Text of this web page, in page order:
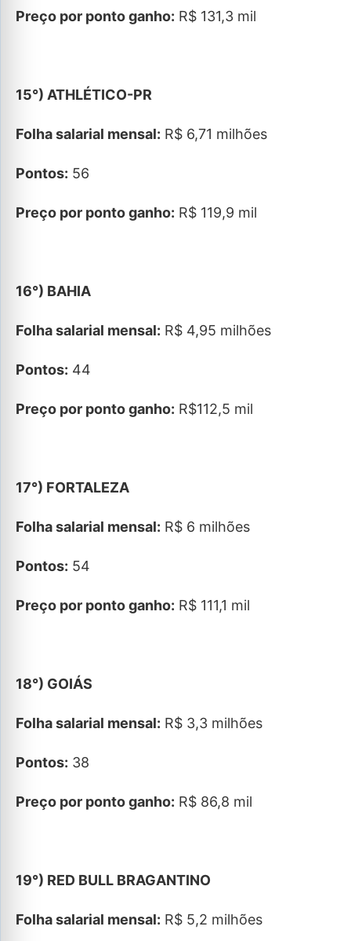
Preço por ponto ganho: R$ 131,3 mil
15°) ATHLÉTICO-PR
Folha salarial mensal: R$ 6,71 milhões
Pontos: 56
Preço por ponto ganho: R$ 119,9 mil
16°) BAHIA
Folha salarial mensal: R$ 4,95 milhões
Pontos: 44
Preço por ponto ganho: R$112,5 mil
17°) FORTALEZA
Folha salarial mensal: R$ 6 milhões
Pontos: 54
Preço por ponto ganho: R$ 111,1 mil
18°) GOIÁS
Folha salarial mensal: R$ 3,3 milhões
Pontos: 38
Preço por ponto ganho: R$ 86,8 mil
19°) RED BULL BRAGANTINO
Folha salarial mensal: R$ 5,2 milhões